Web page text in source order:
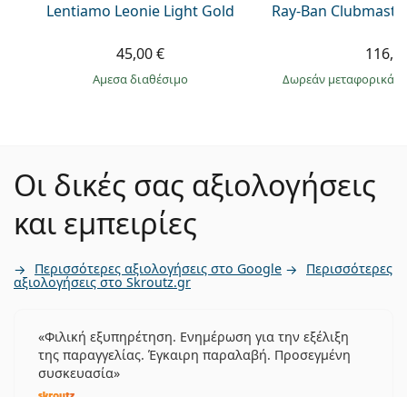
Lentiamo Leonie Light Gold
45,00 €
άμεσα διαθέσιμο
Ray-Ban
Δωρεάν μεταφορικά
Οι δικές σας αξιολογήσεις
και εμπειρίες
Περισσότερες αξιολογήσεις στο Google Περισσότερες
αξιολογήσεις στο Skroutz.gr
Φιλική εξυπηρέτηση. Ενημέρωση για την εξέλιξη
της παραγγελίας. Έγκαιρη παραλαβή. Προσεγμένη
συσκευασία